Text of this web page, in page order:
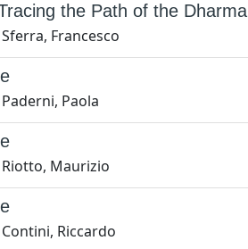
the Path of the Dharma
Francesco
Paola
Riotto, Maurizio
Riccardo